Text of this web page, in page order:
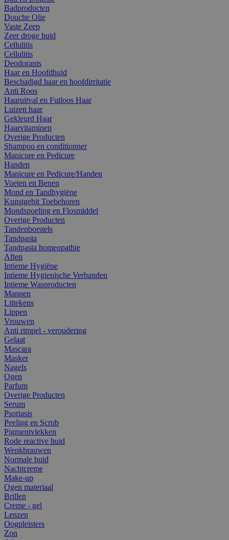
Badproducten
Douche Olie
Vaste Zeep
Zeer droge huid
Cellulitis
Cellulitis
Deodorants
Haar en Hoofdhuid
Beschadigd haar en hoofdirritatie
Anti Roos
Haaruitval en Futloos Haar
Luizen haar
Gekleurd Haar
Haarvitaminen
Overige Producten
Shampoo en conditionner
Manicure en Pedicure
Handen
Manicure en Pedicure/Handen
Voeten en Benen
Mond en Tandhygiëne
Kunstgebit Toebehoren
Mondspoeling en Flosmiddel
Overige Producten
Tandenborstels
Tandpasta
Tandpasta homeopathie
Aften
Intieme Hygiëne
Intieme Hygienische Verbanden
Intieme Wasproducten
Mannen
Littekens
Lippen
Vrouwen
Anti rimpel - veroudering
Gelaat
Mascara
Masker
Nagels
Ogen
Parfum
Overige Producten
Serum
Psoriasis
Peeling en Scrub
Pigmentvlekken
Rode reactive huid
Wenkbrauwen
Normale huid
Nachtcreme
Make-up
Ogen materiaal
Brillen
Creme - gel
Lenzen
Oogpleisters
Zon